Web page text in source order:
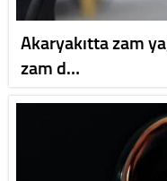
Akaryakıtta zam
zam d…